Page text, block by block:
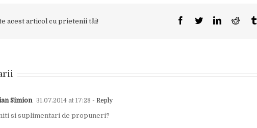
acest articol cu prietenii tăi! Facebook
TwitterLinkedinReddit
Simion 31.07.2014 at 17:28 - Reply
si suplimentari de propuneri?